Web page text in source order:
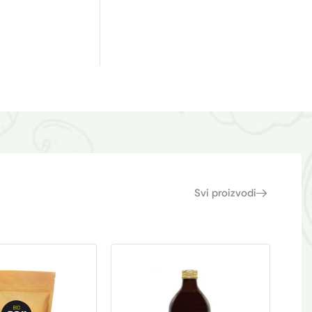
Svi proizvodi